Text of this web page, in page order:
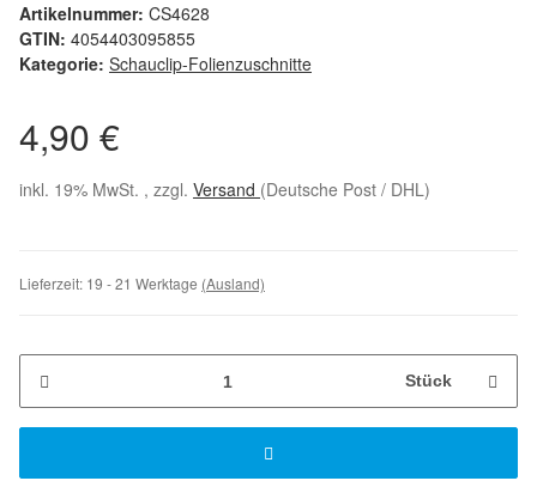
Artikelnummer: CS4628
GTIN: 4054403095855
Kategorie: Schauclip-Folienzuschnitte
4,90 €
inkl. 19% MwSt. , zzgl. Versand (Deutsche Post / DHL)
Lieferzeit: 19 - 21 Werktage (Ausland)
Stück